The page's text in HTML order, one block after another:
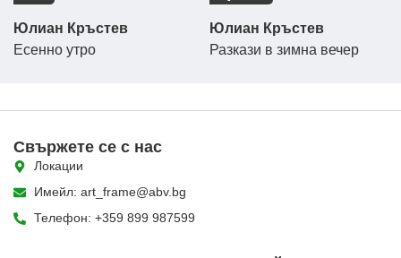
Юлиан Кръстев
Есенно утро
Юлиан Кръстев
Разкази в зимна вечер
Свържете се с нас
Локации
Имейл: art_frame@abv.bg
Телефон: +359 899 987599